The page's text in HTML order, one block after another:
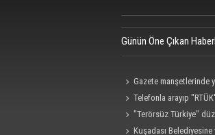
Günün Öne Çıkan
Gazete manşetlerinde
Telefonla arayıp
hedef alan akılalmaz
"Terörsüz Türkiye"
Grubu ile görüştü
Kuşadası